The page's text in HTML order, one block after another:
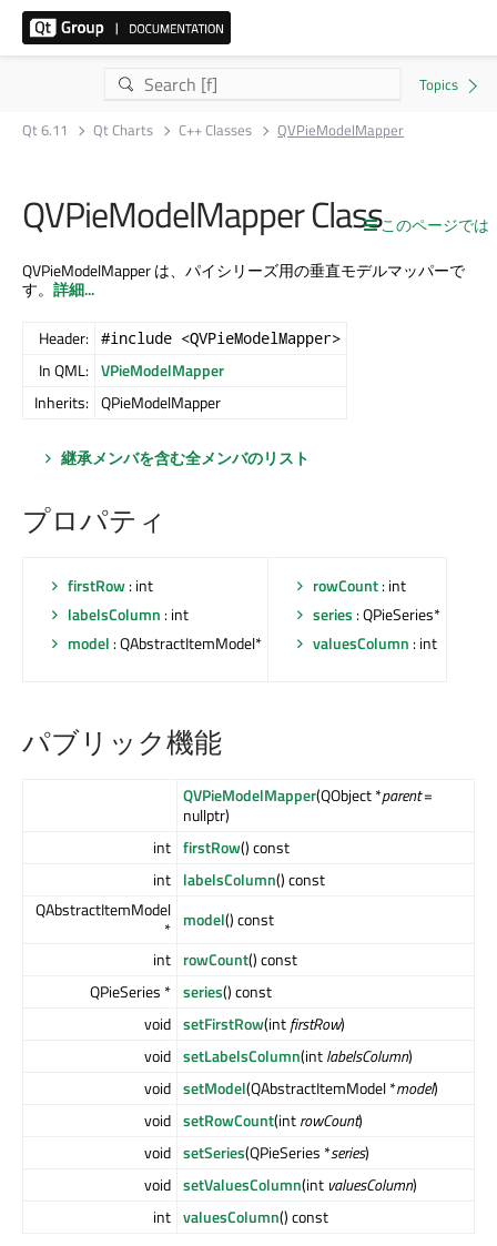
Qt 6.11 Qt Charts C++ Classes QVPieModelMapper
このページでは
QVPieModelMapper Class
QVPieModelMapper は、パイシリーズ用の垂直モデルマッパーで
す。 詳細...
Header: #include <QVPieModelMapper>
In QML: VPieModelMapper
Inherits: QPieModelMapper
継承メンバを含む全メンバのリスト
プロパティ
firstRow: int
labelsColumn : int
model : QAbstractItemModel*
rowCount: int
series : QPieSeries*
valuesColumn : int
パブリック機能
QVPieModelMapper(QObject *parent=
nullptr)
int firstRow() const
int labelsColumn() const
QAbstractItemModel
* model() const
int rowCount() const
QPieSeries * series() const
void setFirstRow(intfirstRow)
void setLabelsColumn(intlabelsColumn)
void setModel(QAbstractItemModel *model)
void setRowCount(introwCount)
void setSeries(QPieSeries *series)
void setValuesColumn(int valuesColumn)
int valuesColumn() const